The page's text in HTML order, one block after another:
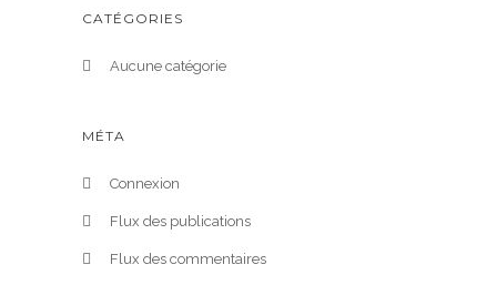
CATÉGORIES
Aucune catégorie
MÉTA
Connexion
Flux des publications
Flux des commentaires